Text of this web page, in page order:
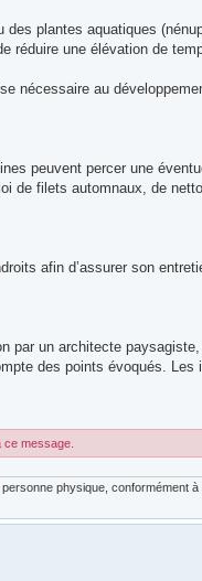
plantes aquatiques
une élévation de
nécessaire au
peuvent percer une
de filets automnaux, de
afin d’assurer son
par un architecte
des points évoqués.
message.
physique, conformément à